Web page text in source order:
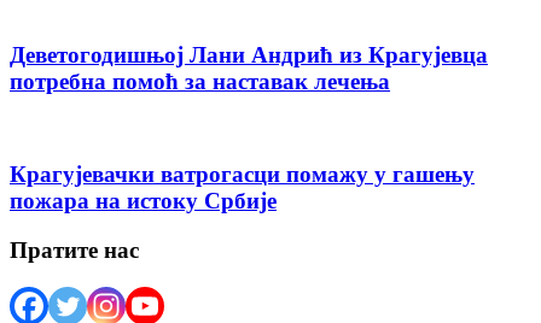
Деветогодишњој Лани Андрић из Крагујевца
потребна помоћ за наставак лечења
Крагујевачки ватрогасци помажу у гашењу
пожара на истоку Србије
Пратите нас